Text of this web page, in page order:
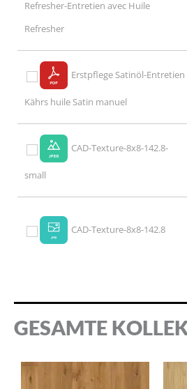
Refresher-Entretien avec Huile
Refresher
Erstpflege Satinöl-Entretien
Kährs huile Satin manuel
CAD-Texture-8x8-142.8-
small
CAD-Texture-8x8-142.8
GESAMTE